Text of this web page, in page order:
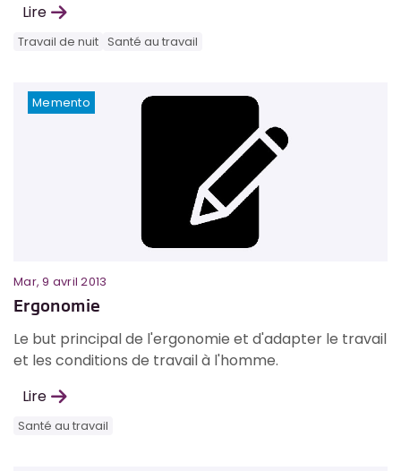
Lire
Travail de nuit Santé au travail
Memento
Mar, 9 avril 2013
Ergonomie
Le but principal de l'ergonomie et d'adapter le travail
et les conditions de travail à l'homme.
Lire
Santé au travail